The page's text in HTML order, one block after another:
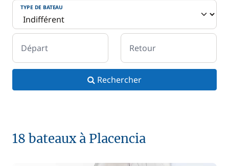
TYPE DE BATEAU
Départ Retour
Rechercher
18 bateaux à Placencia